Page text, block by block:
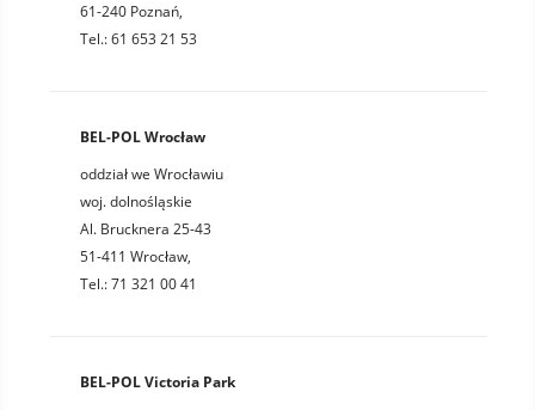
61-240 Poznań,
Tel.: 61 653 21 53
BEL-POL Wrocław
oddział we Wrocławiu
woj. dolnośląskie
Al. Brucknera 25-43
51-411 Wrocław,
Tel.: 71 321 00 41
BEL-POL Victoria Park